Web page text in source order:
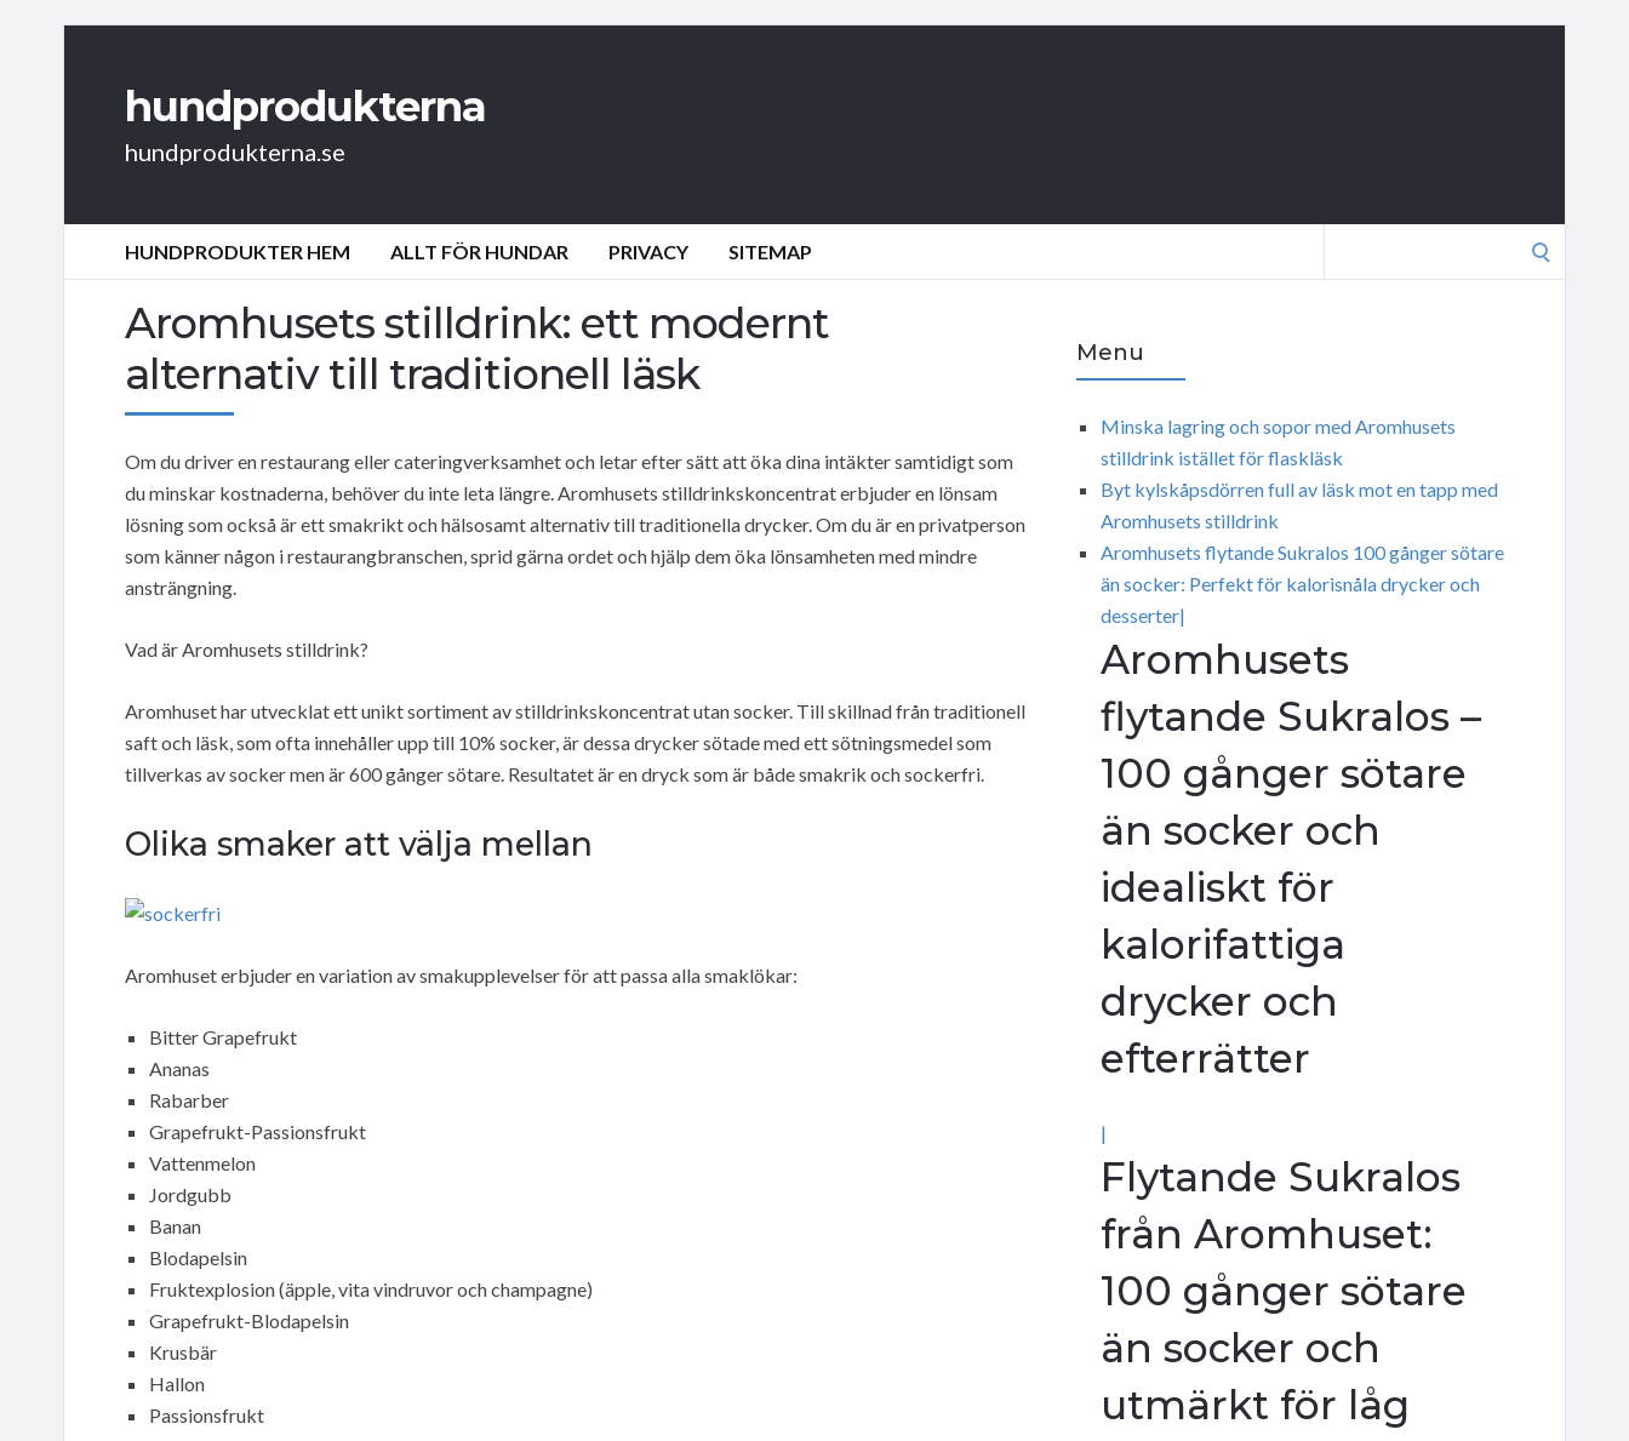
hundprodukterna
hundprodukterna.se
HUNDPRODUKTER HEM ALLT FÖR HUNDAR PRIVACY SITEMAP
Aromhusets stilldrink: ett modernt
alternativ till traditionell läsk
Om du driver en restaurang eller cateringverksamhet och letar efter sätt att öka dina intäkter samtidigt som
du minskar kostnaderna, behöver du inte leta längre. Aromhusets stilldrinkskoncentrat erbjuder en lönsam
lösning som också är ett smakrikt och hälsosamt alternativ till traditionella drycker. Om du är en privatperson
som känner någon i restaurangbranschen, sprid gärna ordet och hjälp dem öka lönsamheten med mindre
ansträngning.
Vad är Aromhusets stilldrink?
Aromhuset har utvecklat ett unikt sortiment av stilldrinkskoncentrat utan socker. Till skillnad från traditionell
saft och läsk, som ofta innehåller upp till 10% socker, är dessa drycker sötade med ett sötningsmedel som
tillverkas av socker men är 600 gånger sötare. Resultatet är en dryck som är både smakrik och sockerfri.
Olika smaker att välja mellan
Aromhuset erbjuder en variation av smakupplevelser för att passa alla smaklökar:
Bitter Grapefrukt
Ananas
Rabarber
Grapefrukt-Passionsfrukt
Vattenmelon
Jordgubb
Banan
Blodapelsin
Fruktexplosion (äpple, vita vindruvor och champagne)
Grapefrukt-Blodapelsin
Krusbär
Hallon
Passionsfrukt
Menu
Minska lagring och sopor med Aromhusets
stilldrink istället för flaskläsk
Byt kylskåpsdörren full av läsk mot en tapp med
Aromhusets stilldrink
Aromhusets flytande Sukralos 100 gånger sötare
än socker: Perfekt för kalorisnåla drycker och
desserter|
Aromhusets
flytande Sukralos –
100 gånger sötare
än socker och
idealiskt för
kalorifattiga
drycker och
efterrätter
|
Flytande Sukralos
från Aromhuset:
100 gånger sötare
än socker och
utmärkt för låg